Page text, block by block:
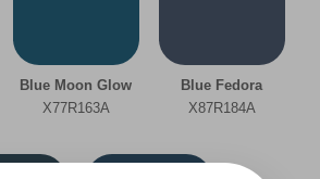
Blue Moon Glow
X77R163A
Blue Fedora
X87R184A